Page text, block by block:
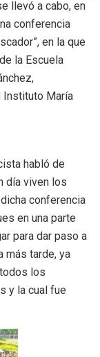
llevó a cabo, en
conferencia
en la que
la Escuela
Instituto María
habló de
día viven los
conferencia
en una parte
para dar paso a
más tarde, ya
los
y la cual fue